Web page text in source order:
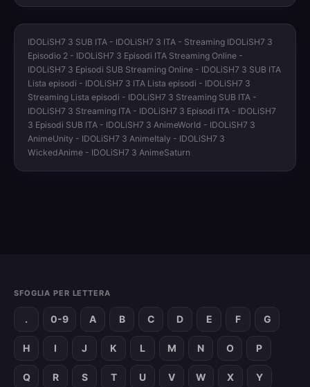
IDOLiSH7 3 SUB ITA - IDOLiSH7 3 ITA - Streaming IDOLiSH7 3
Episodio 2 - IDOLiSH7 3 Episodi ITA Streaming Online -
IDOLiSH7 3 Episodi SUB Streaming Online - IDOLiSH7 3 SUB ITA
Lista episodi - IDOLiSH7 3 ITA Lista episodi - IDOLiSH7 3
Streaming Lista episodi - IDOLiSH7 3 Streaming SUB ITA -
IDOLiSH7 3 Streaming ITA - IDOLiSH7 3 Episodi ITA - IDOLiSH7
3 Episodi SUB ITA - IDOLiSH7 3 AnimeWorld - IDOLiSH7 3
AnimeUnity - IDOLiSH7 3 AnimeItaly - IDOLiSH7 3
WickedAnime - IDOLiSH7 3 AnimeSaturn
SFOGLIA PER LETTERA
. 0-9 A B C D E F G
H I J K L M N O P
Q R S T U V W X Y